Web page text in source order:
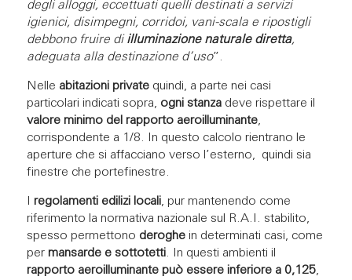
degli alloggi, eccettuati quelli destinati a servizi
igienici, disimpegni, corridoi, vani-scala e ripostigli
debbono fruire di illuminazione naturale diretta,
adeguata alla destinazione d’uso”.
Nelle abitazioni privatequindi, a parte nei casi
particolari indicati sopra, ogni stanzadeve rispettare il
valore minimo del rapporto aeroilluminante,
corrispondente a 1/8. In questo calcolo rientrano le
aperture che si affacciano verso l’esterno, quindi sia
finestre che portefinestre.
regolamenti edilizi locali, pur mantenendo come
riferimento la normativa nazionale sul R.A.I. stabilito,
spesso permettono deroghe in determinati casi, come
per mansarde e sottotetti. In questi ambienti il
rapporto aeroilluminante può essere inferiore a 0,125,